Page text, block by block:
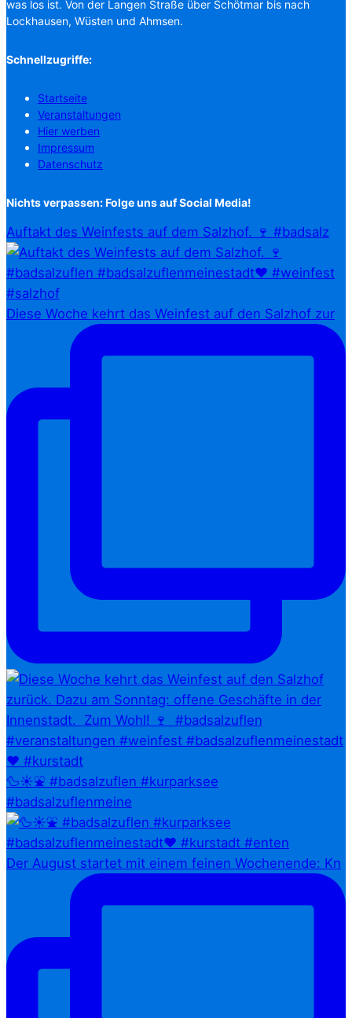
was los ist. Von der Langen Straße über Schötmar bis nach
Lockhausen, Wüsten und Ahmsen.
Schnellzugriffe:
Startseite
Veranstaltungen
Hier werben
Impressum
Datenschutz
Nichts verpassen: Folge uns auf Social Media!
Auftakt des Weinfests auf dem Salzhof. 🍷 #badsalz
Diese Woche kehrt das Weinfest auf den Salzhof zur
🦆☀️⛲ #badsalzuflen #kurparksee
#badsalzuflenmeine
Der August startet mit einem feinen Wochenende: Kn